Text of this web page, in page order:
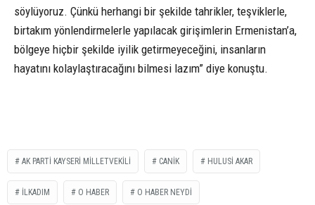
söylüyoruz. Çünkü herhangi bir şekilde tahrikler, teşviklerle,
birtakım yönlendirmelerle yapılacak girişimlerin Ermenistan’a,
bölgeye hiçbir şekilde iyilik getirmeyeceğini, insanların
hayatını kolaylaştıracağını bilmesi lazım” diye konuştu.
AK PARTİ KAYSERİ MİLLETVEKİLİ CANİK HULUSİ AKAR
İLKADIM O HABER O HABER NEYDİ